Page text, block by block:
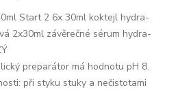
Start 2 6x 30ml koktejl hydra-
2x30ml závěrečné sérum hydra-
preparátor má hodnotu pH 8.
při styku stuky a nečistotami